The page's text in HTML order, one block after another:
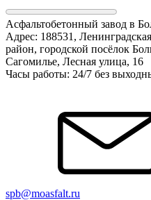
Асфальтобетонный завод в
Адрес: 188531,
район, городской посёлок
Сагомилье, Лесная улица, 16
Часы работы: 24/7 без
spb@moasfalt.ru